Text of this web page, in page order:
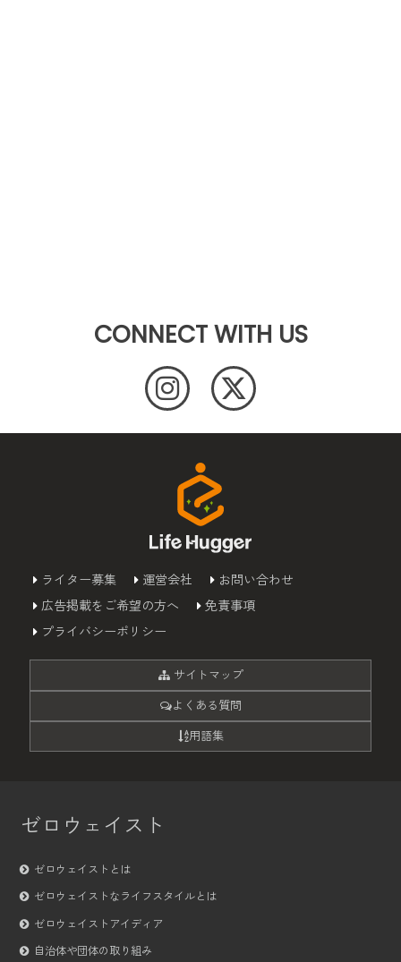
CONNECT WITH US
ライター募集 運営会社
お問い合わせ
広告掲載をご希望の方へ
免責事項
プライバシーポリシー
サイトマップ
よくある質問
用語集
ゼロウェイスト
ゼロウェイストとは
ゼロウェイストなライフスタイルとは
ゼロウェイストアイディア
自治体や団体の取り組み